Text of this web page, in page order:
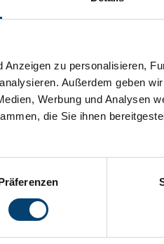
zu personalisieren,
Außerdem geben
Werbung und Analysen
die Sie ihnen